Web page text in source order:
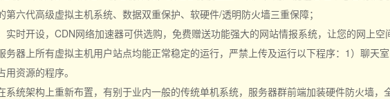
第六代高级虚拟主机系统、数据双重保护、软硬件/透明防火墙三重保障；
实时开设，CDN网络加速器可供选购，免费赠送功能强大的网站情报系统，让您的网上空
务器上所有虚拟主机用户站点均能正常稳定的运行，严禁上传及运行以下程序：1）聊天
用资源的程序。
系统架构上重新布置，有别于业内一般的传统单机系统，服务器群前端加装硬件防火墙